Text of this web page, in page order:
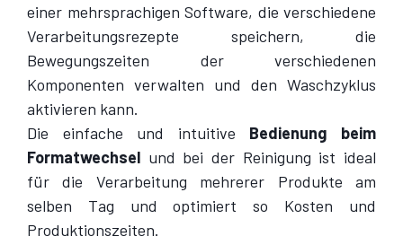
einer mehrsprachigen Software, die verschiedene
Verarbeitungsrezepte speichern, die
Bewegungszeiten der verschiedenen
Komponenten verwalten und den Waschzyklus
aktivieren kann.
Die einfache und intuitive Bedienung beim
Formatwechsel und bei der Reinigung ist ideal
für die Verarbeitung mehrerer Produkte am
selben Tag und optimiert so Kosten und
Produktionszeiten.